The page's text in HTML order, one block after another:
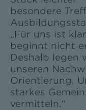
besondere
„Für uns ist
beginnt nicht
Deshalb legen
unseren
Orientierung,
starkes
vermitteln.“